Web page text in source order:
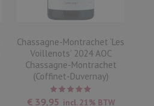
Chassagne-Montrachet ‘les
Voillenots’ 2024 AOC
Chassagne-Montrachet
(Coffinet-Duvernay)
Waardering
€ 39,95 incl. 21% BTW